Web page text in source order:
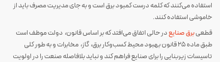
استفاده می‌کنند که کلمه درست کمبود برق است و به جای مدیریت مصرف باید از
خاموشی استفاده کنند.
قطعیبرق صنایعدر حالی اتفاق می‌افتد که بر اساس قانون، دولت موظف است
طبق ماده ۲۵ قانون بهبود محیط کسب‌‌‌وکار برق، گاز، مخابرات و به طور کلی
تاسیسات زیر‌بنایی را برای صنایع فراهم کند و نباید بلافاصله صنعت را در اولویت